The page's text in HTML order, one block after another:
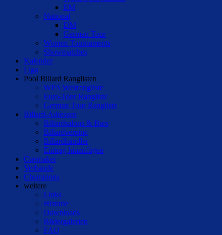
EM
National
DM
German Tour
Women Tournaments
Showmatches
Kalender
Liga
Pool Billard Ranglisten
WPA Weltrangliste
Euro-Tour Rangliste
German Tour Rangliste
Billard-Adressen
Billardsalons & Bars
Billardvereine
Billardhändler
Eintrag hinzufügen
Cuemaker
Verbände
Champions
weitere
Links
Historie
Downloads
Bildergalerien
FAQ